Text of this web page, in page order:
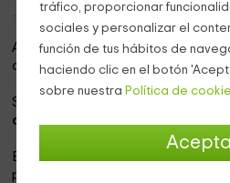
tráfico, proporcionar
sociales y personalizar el
función de tus hábitos de
haciendo clic en el botón
sobre nuestra Política de
A poca distancia del centro
donde encontramos nuestro
Se trata de una
amplia finca ajardinada
En la parte trasera de la casa es
plenamente de su